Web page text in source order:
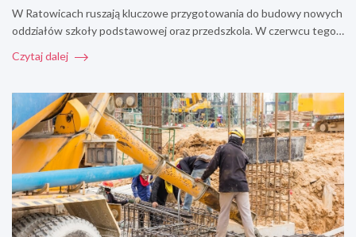
W Ratowicach ruszają kluczowe przygotowania do budowy nowych
oddziałów szkoły podstawowej oraz przedszkola. W czerwcu tego…
Czytaj dalej